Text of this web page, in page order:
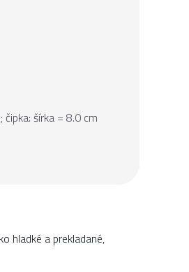
čipka: šírka = 8.0 cm
hladké a prekladané,